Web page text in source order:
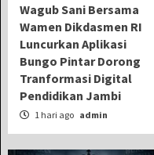
Wagub Sani Bersama
Wamen Dikdasmen RI
Luncurkan Aplikasi
Bungo Pintar Dorong
Tranformasi Digital
Pendidikan Jambi
1 hari ago admin